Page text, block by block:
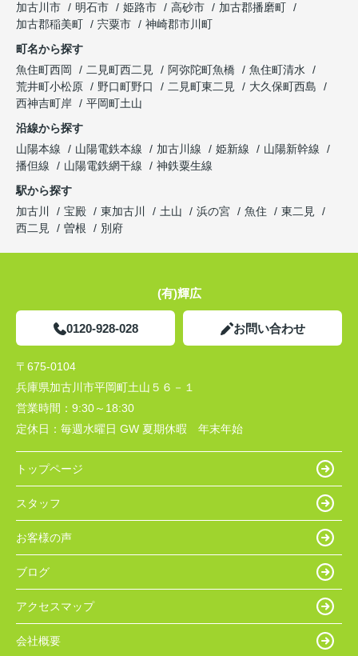
加古川市
明石市 姫路市 高砂市
加古郡播磨町
加古郡稲美町
宍粟市
神崎郡市川町
町名から探す
魚住町西岡
二見町西二見 阿弥陀町魚橋
魚住町清水
荒井町小松原
野口町野口 二見町東二見
大久保町西島
西神吉町岸
平岡町土山
沿線から探す
山陽本線
山陽電鉄本線 加古川線 姫新線
山陽新幹線
播但線
山陽電鉄網干線
神鉄粟生線
駅から探す
加古川
宝殿 東加古川 土山 浜の宮 魚住
東二見
西二見
曽根 別府
(有)輝広
0120-928-028 お問い合わせ
〒675-0104
兵庫県加古川市平岡町土山５６－１
営業時間： 9:30～18:30
定休日： 毎週水曜日 GW 夏期休暇 年末年始
トップページ
スタッフ
お客様の声
ブログ
アクセスマップ
会社概要